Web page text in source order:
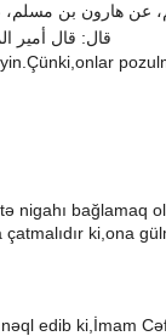
عن هارون بن مسلم،
قال: قال أمير
nigahı bağlamaq
ki,ona
edib ki,İmam